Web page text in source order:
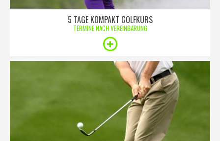
5 TAGE KOMPAKT GOLFKURS
TERMINE NACH VEREINBARUNG